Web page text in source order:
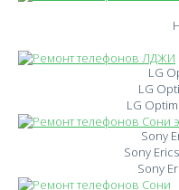
LG
LG
LG
Sony
Sony
Sony